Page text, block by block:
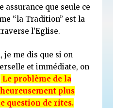
assurance que seule ce
“la Tradition” est la
l’Eglise.
je me dis que si on
et immédiate, on
Le problème de la
plus
question de rites.